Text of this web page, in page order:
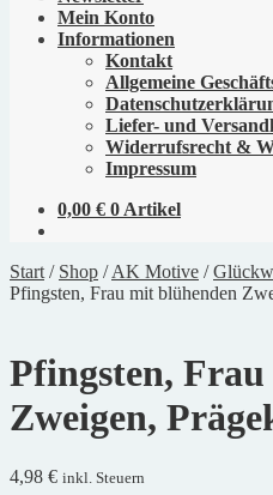
Mein Konto
Informationen
Kontakt
Allgemeine
Liefer- und
Widerrufsrecht &
Impressum
0,00 € 0 Artikel
Start / Shop /AK Motive /
Pfingsten, Frau mit blühenden
Pfingsten,
Zweigen,
4,98 € inkl. Steuern